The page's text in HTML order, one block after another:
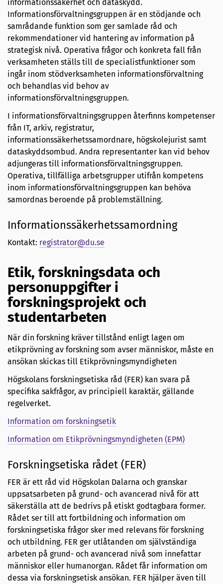
informationssäkerhet och dataskydd.
Informationsförvaltningsgruppen är en stödjande och
samrådande funktion som ger samlade råd och
rekommendationer vid hantering av information på
strategisk nivå. Operativa frågor och konkreta fall från
verksamheten ställs till de specialistfunktioner som
ingår inom stödverksamheten informationsförvaltning
och behandlas vid behov av
informationsförvaltningsgruppen.
I informationsförvaltningsgruppen återfinns kompetenser
från IT, arkiv, registratur,
informationssäkerhetssamordnare, högskolejurist samt
dataskyddsombud. Andra representanter kan vid behov
adjungeras till informationsförvaltningsgruppen.
Operativa, tillfälliga arbetsgrupper utifrån kompetens
inom informationsförvaltningsgruppen kan behöva
samordnas beroende på problemställning.
Informationssäkerhetssamordning
Kontakt: registrator@du.se
Etik, forskningsdata och
personuppgifter i
forskningsprojekt och
studentarbeten
När din forskning kräver tillstånd enligt lagen om
etikprövning av forskning som avser människor, måste en
ansökan skickas till Etikprövningsmyndigheten
Högskolans forskningsetiska råd (FER) kan svara på
specifika sakfrågor, av principiell karaktär, gällande
regelverket.
Information om forskningsetik
Information om Etikprövningsmyndigheten (EPM)
Forskningsetiska rådet (FER)
FER är ett råd vid Högskolan Dalarna och granskar
uppsatsarbeten på grund- och avancerad nivå för att
säkerställa att de bedrivs på etiskt godtagbara former.
Rådet ser till att fortbildning och information om
forskningsetiska frågor sker med relevans för forskning
och utbildning. FER ger utlåtanden om självständiga
arbeten på grund- och avancerad nivå som innefattar
människor eller humanorgan. Rådet får information om
dessa via forskningsetisk ansökan. FER hjälper även till